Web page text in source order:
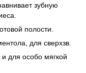
зубную
полости.
для сверхзв.
для особо мягкой